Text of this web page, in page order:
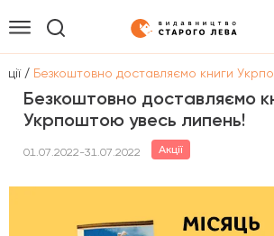
/ Безкоштовно доставляємо книги
Безкоштовно доставляємо
Укрпоштою увесь липень!
01.07.2022-31.07.2022 Акції